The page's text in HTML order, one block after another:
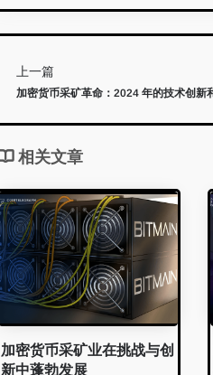
上一篇
加密货币采矿革命：2024 年的技术创新
相关文章
加密货币采矿业在挑战与创
新中蓬勃发展